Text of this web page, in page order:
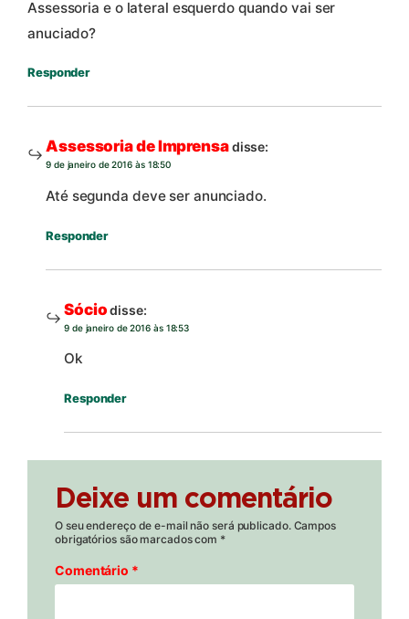
Assessoria e o lateral esquerdo quando vai ser
anuciado?
Responder
Assessoria de Imprensadisse:
9 de janeiro de 2016 às 18:50
Até segunda deve ser anunciado.
Responder
Sócio disse:
9 de janeiro de 2016 às 18:53
Ok
Responder
Deixe um comentário
O seu endereço de e-mail não será publicado. Campos
obrigatórios são marcados com *
Comentário *